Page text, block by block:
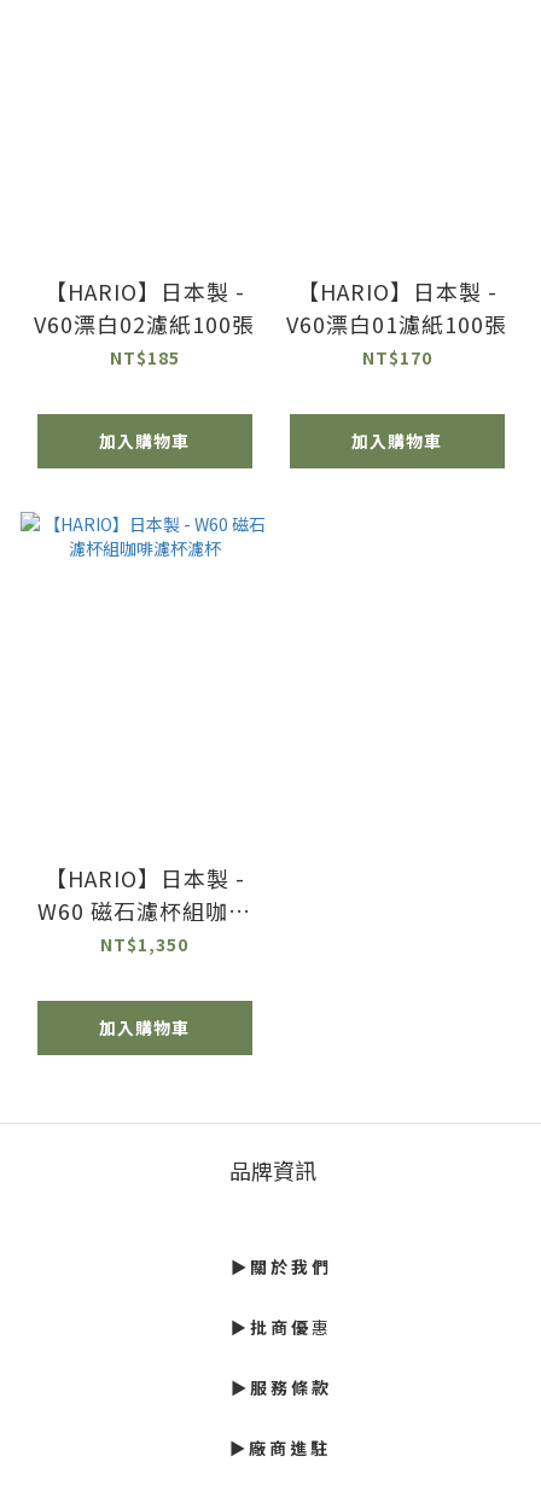
【HARIO】日本製 -
V60漂白02濾紙100張
NT$185
加入購物車
【HARIO】日本製 -
V60漂白01濾紙100張
NT$170
加入購物車
【HARIO】日本製 -
W60 磁石濾杯組咖啡
濾杯濾杯
NT$1,350
加入購物車
品牌資訊
► 關 於 我 們
► 批 商 優惠
► 服 務 條 款
►廠 商 進 駐